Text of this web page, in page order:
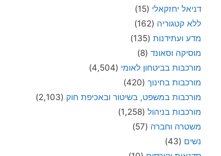
דניאל יחזקאלי (15)
ללא קטגוריה (162)
מדע ועתידנות (135)
מוסיקה וסאונד (8)
מורכבות בביטחון לאומי (4,504)
מורכבות בחינוך (420)
מורכבות במשפט, בשיטור ובאכיפת חוק (2,103)
מורכבות בניהול (1,258)
משטרה וחברה (57)
נשים (43)